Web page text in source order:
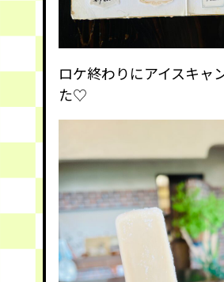
ロケ終わりにアイスキャ
た♡